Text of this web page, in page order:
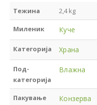
Тежина 2,4 kg
Миленик Куче
Категорија Храна
Под-
категорија
Влажна
Пакување Конзерва